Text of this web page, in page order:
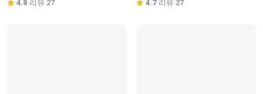
4.8 리뷰 27 4.7 리뷰 27